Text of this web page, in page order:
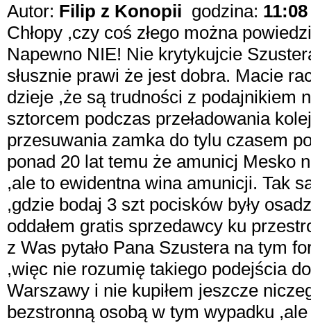
Autor: Filip z Konopii godzina: 11:08
Chłopy ,czy coś złego można
Napewno NIE! Nie krytykujcie
słusznie prawi że jest dobra. Macie
dzieje ,że są trudności z podajnikiem
sztorcem podczas przeładowania
przesuwania zamka do tylu czasem
ponad 20 lat temu że amunicj Mesko
,ale to ewidentna wina amunicji. Tak
,gdzie bodaj 3 szt pocisków były
oddałem gratis sprzedawcy ku
z Was pytało Pana Szustera na tym
,więc nie rozumię takiego podejścia
Warszawy i nie kupiłem jeszcze
bezstronną osobą w tym wypadku